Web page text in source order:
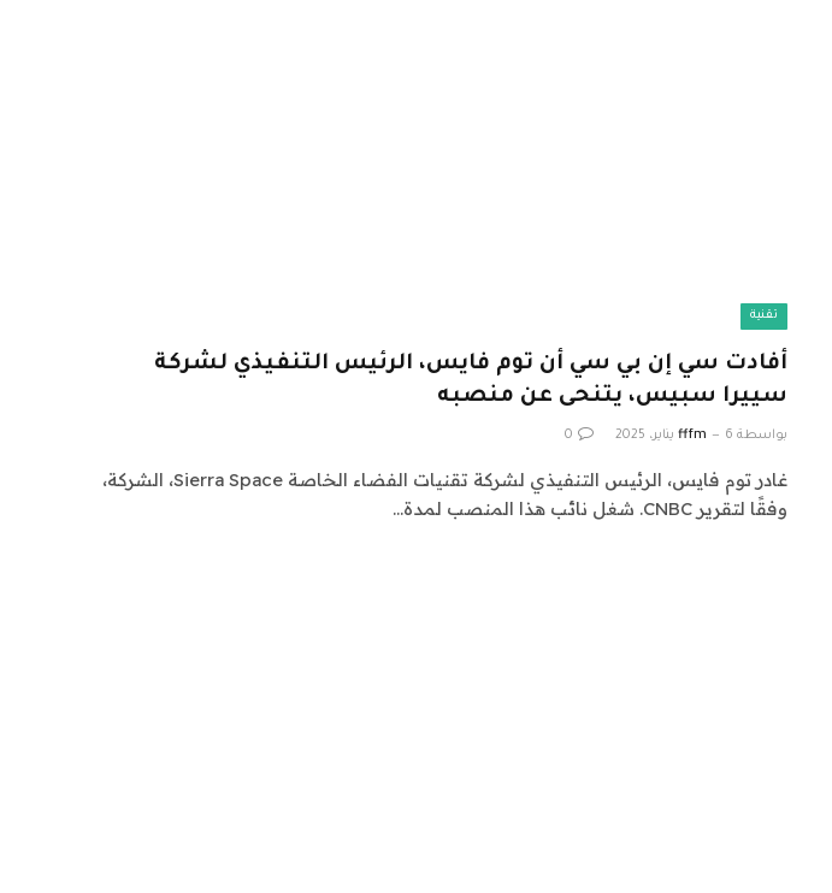
تقنية
أفادت سي إن بي سي أن توم فايس، الرئيس التنفيذي لشركة
سييرا سبيس، يتنحى عن منصبه
بواسطة fffm 6 يناير، 2025 0
غادر توم فايس، الرئيس التنفيذي لشركة تقنيات الفضاء الخاصة Sierra Space، الشركة،
وفقًا لتقرير CNBC. شغل نائب هذا المنصب لمدة…